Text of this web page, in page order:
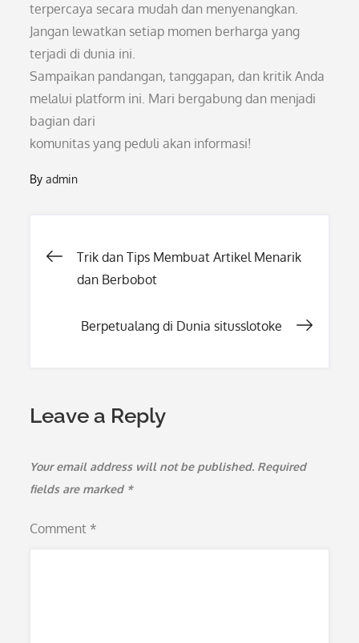
terpercaya secara mudah dan menyenangkan.
Jangan lewatkan setiap momen berharga yang
terjadi di dunia ini.
Sampaikan pandangan, tanggapan, dan kritik Anda
melalui platform ini. Mari bergabung dan menjadi
bagian dari
komunitas yang peduli akan informasi!
Byadmin
Post
Trik dan Tips Membuat Artikel Menarik
dan Berbobot
Berpetualang di Dunia situsslotoke
Leave a Reply
Your email address will not be published. Required
fields are marked *
Comment *